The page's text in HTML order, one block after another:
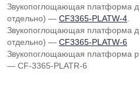
Звукопоглощающая платформа
отдельно) — CF3365-PLATW-4
Звукопоглощающая платформа
отдельно) — CF3365-PLATW-6
Звукопоглощающая платформа
— CF-3365-PLATR-6